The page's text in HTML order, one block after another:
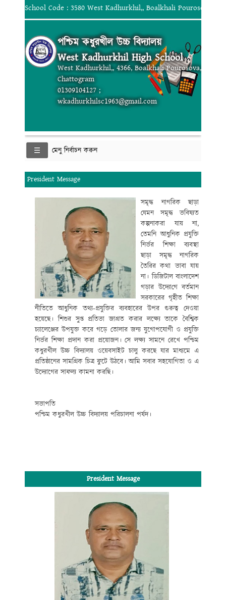
School Code : 3580 West Kadhurkhil,, Boalkhali Pourosova,
পশ্চিম কধুরখীল উচ্চ বিদ্যালয়
West Kadhurkhil High School
West Kadhurkhil,, 4366, Boalkhali Pourosova,
Chattogram
01309104127 ;
wkadhurkhilsc1963@gmail.com
মেনু নির্বাচন করুন
President Message
সমৃদ্ধ নাগরিক ছাড়া
যেমন সমৃদ্ধ ভবিষ্যত
কল্পনাকরা যায় না,
তেমনি আধুনিক প্রযুক্তি
নির্ভর শিক্ষা ব্যবস্থা
ছাড়া সমৃদ্ধ নাগরিক
তৈরির কথা ভাবা যায়
না। ডিজিটাল বাংলাদেশ
গড়ার উদ্যোগেবর্তমান
সরকারের গৃহীত শিক্ষা
নীতিতে আধুনিক তথ্য-প্রযুক্তির ব্যবহারের উপর গুরুত্ব দেওয়া
হয়েছে। শিশুর সুপ্ত প্রতিভা জাগ্রত করার লক্ষ্যে তাকে বৈশ্বিক
চ্যালেঞ্জের উপযুক্ত করে গড়ে তোলার জন্য যুগোপযোগী ও প্রযুক্তি
নির্ভর শিক্ষা প্রদান করা প্রয়োজন। সে লক্ষ্য সামনে রেখে পশ্চিম
কধুরখীল উচ্চ বিদ্যালয় ওয়েবসাইট চালু করছে যার মাধ্যমে এ
প্রতিষ্ঠানের সামগ্রিক চিত্র ফুটে উঠবে। আমি সবার সহযোগিতা ও এ
উদ্যোগের সাফল্য কামনা করছি।
সভাপতি
পশ্চিম কধুরখীল উচ্চ বিদ্যালয় পরিচালনা পর্ষদ।
President Message